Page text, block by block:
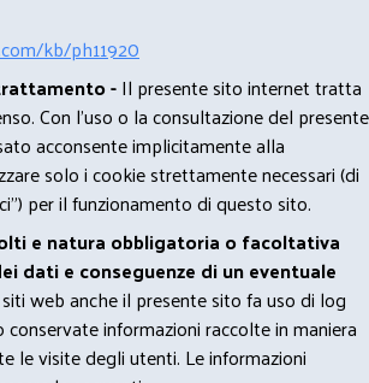
kb/ph11920
-Il presente sito internet tratta
Con l'uso o la consultazione del presente
acconsente implicitamente alla
solo i cookie strettamente necessari (di
per il funzionamento di questo sito.
e natura obbligatoria o facoltativa
dati e conseguenze di un eventuale
web anche il presente sito fa uso di log
informazioni raccolte in maniera
le visite degli utenti. Le informazioni